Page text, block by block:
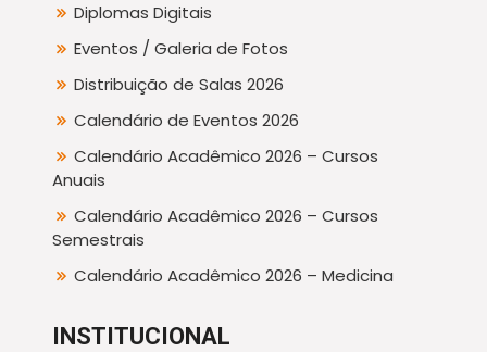
Diplomas Digitais
Eventos / Galeria de Fotos
Distribuição de Salas 2026
Calendário de Eventos 2026
Calendário Acadêmico 2026 – Cursos
Anuais
Calendário Acadêmico 2026 – Cursos
Semestrais
Calendário Acadêmico 2026 – Medicina
INSTITUCIONAL